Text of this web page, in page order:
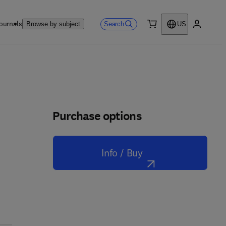
Browse by subject Search
US
Purchase options
Info / Buy